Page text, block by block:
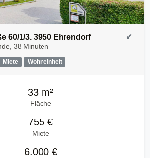
60/1/3, 3950 Ehrendorf
38 Minuten
Miete Wohneinheit
✔
33 m²
Fläche
755 €
Miete
6.000 €